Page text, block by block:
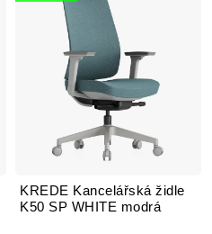
KREDE Kancelářská židle
K50 SP WHITE modrá